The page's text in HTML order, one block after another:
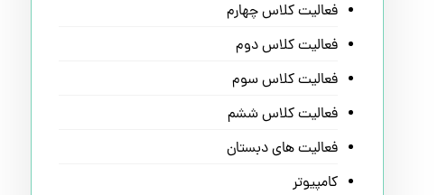
فعالیت کلاس چهارم
فعالیت کلاس دوم
فعالیت کلاس سوم
فعالیت کلاس ششم
فعالیت های دبستان
کامپیوتر